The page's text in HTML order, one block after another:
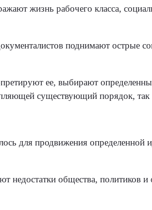
жизнь рабочего класса,
поднимают острые
ее, выбирают
существующий порядок,
для продвижения определенной
общества, политиков и